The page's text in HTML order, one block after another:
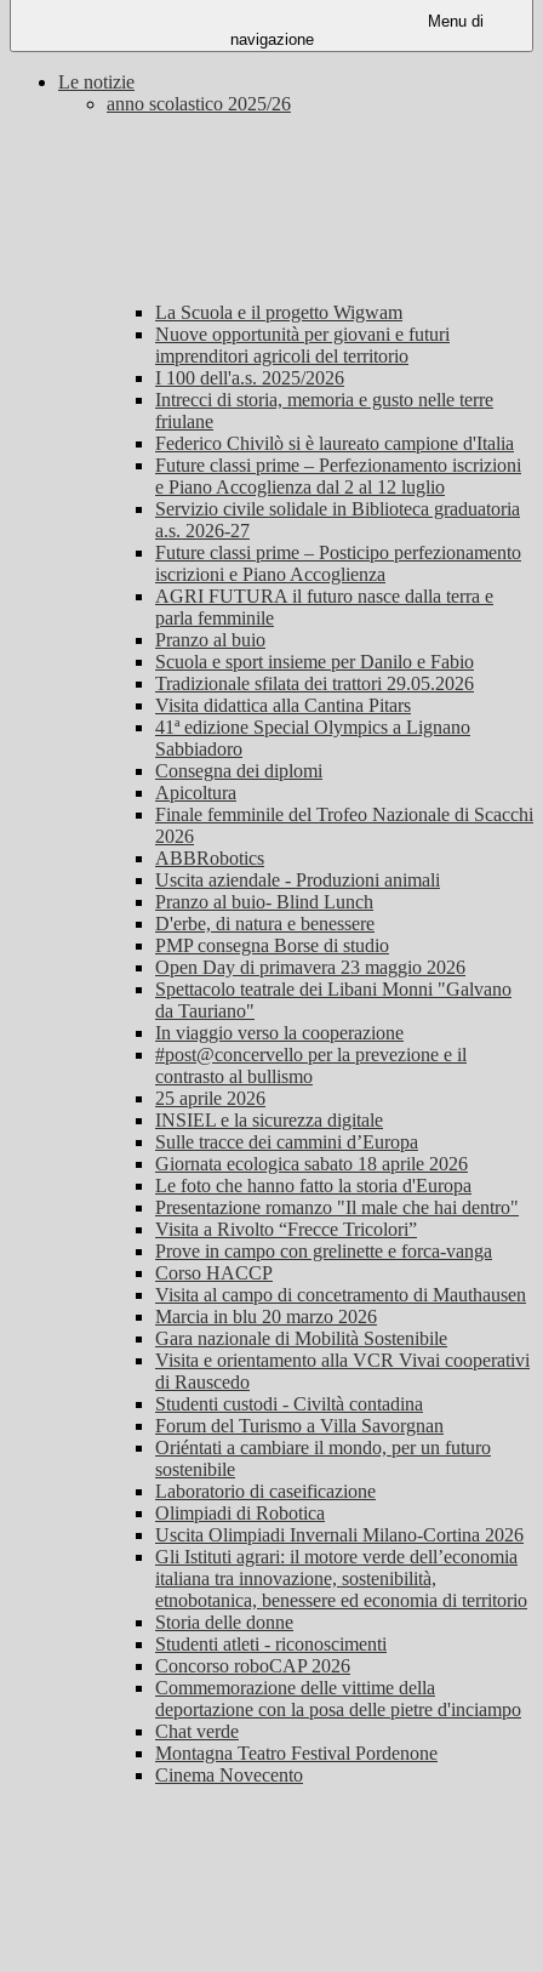
Menu di
navigazione
Le notizie
anno scolastico 2025/26
La Scuola e il progetto Wigwam
Nuove opportunità per giovani e futuri
imprenditori agricoli del territorio
I 100 dell'a.s. 2025/2026
Intrecci di storia, memoria e gusto nelle terre
friulane
Federico Chivilò si è laureato campione d'Italia
Future classi prime – Perfezionamento iscrizioni
e Piano Accoglienza dal 2 al 12 luglio
Servizio civile solidale in Biblioteca graduatoria
a.s. 2026-27
Future classi prime – Posticipo perfezionamento
iscrizioni e Piano Accoglienza
AGRI FUTURA il futuro nasce dalla terra e
parla femminile
Pranzo al buio
Scuola e sport insieme per Danilo e Fabio
Tradizionale sfilata dei trattori 29.05.2026
Visita didattica alla Cantina Pitars
41ª edizione Special Olympics a Lignano
Sabbiadoro
Consegna dei diplomi
Apicoltura
Finale femminile del Trofeo Nazionale di Scacchi
2026
ABBRobotics
Uscita aziendale - Produzioni animali
Pranzo al buio- Blind Lunch
D'erbe, di natura e benessere
PMP consegna Borse di studio
Open Day di primavera 23 maggio 2026
Spettacolo teatrale dei Libani Monni "Galvano
da Tauriano"
In viaggio verso la cooperazione
#post@concervello per la prevezione e il
contrasto al bullismo
25 aprile 2026
INSIEL e la sicurezza digitale
Sulle tracce dei cammini d’Europa
Giornata ecologica sabato 18 aprile 2026
Le foto che hanno fatto la storia d'Europa
Presentazione romanzo "Il male che hai dentro"
Visita a Rivolto “Frecce Tricolori”
Prove in campo con grelinette e forca-vanga
Corso HACCP
Visita al campo di concetramento di Mauthausen
Marcia in blu 20 marzo 2026
Gara nazionale di Mobilità Sostenibile
Visita e orientamento alla VCR Vivai cooperativi
di Rauscedo
Studenti custodi - Civiltà contadina
Forum del Turismo a Villa Savorgnan
Oriéntati a cambiare il mondo, per un futuro
sostenibile
Laboratorio di caseificazione
Olimpiadi di Robotica
Uscita Olimpiadi Invernali Milano-Cortina 2026
Gli Istituti agrari: il motore verde dell’economia
italiana tra innovazione, sostenibilità,
etnobotanica, benessere ed economia di territorio
Storia delle donne
Studenti atleti - riconoscimenti
Concorso roboCAP 2026
Commemorazione delle vittime della
deportazione con la posa delle pietre d'inciampo
Chat verde
Montagna Teatro Festival Pordenone
Cinema Novecento